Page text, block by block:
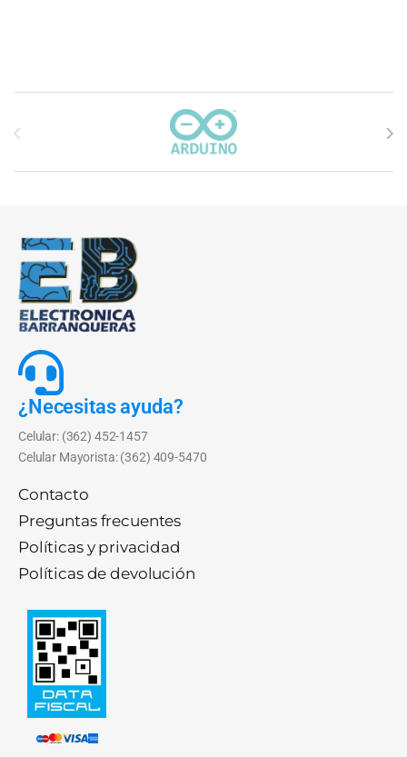
Carrusel de marcas
¿Necesitas ayuda?
Celular: (362) 452-1457
Celular Mayorista: (362) 409-5470
Contacto
Preguntas frecuentes
Políticas y privacidad
Políticas de devolución